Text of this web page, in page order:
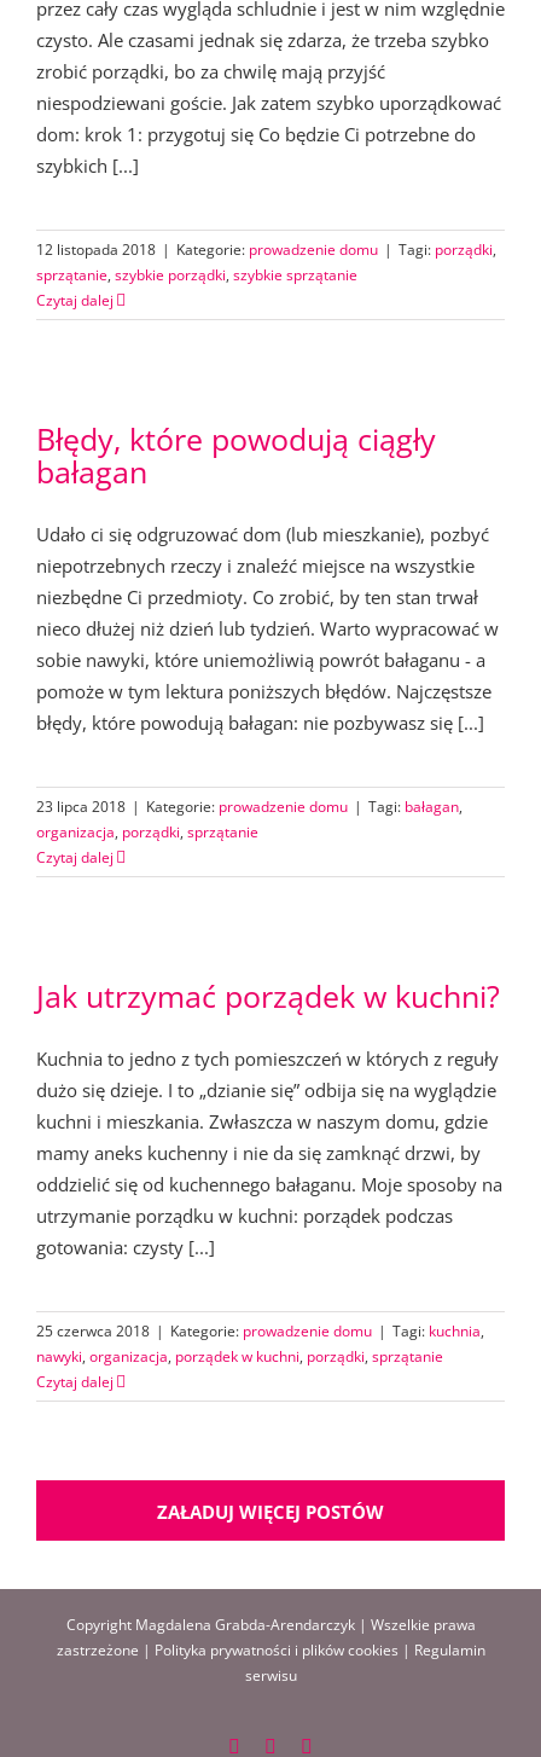
przez cały czas wygląda schludnie i jest w nim względnie
czysto. Ale czasami jednak się zdarza, że trzeba szybko
zrobić porządki, bo za chwilę mają przyjść
niespodziewani goście. Jak zatem szybko uporządkować
dom: krok 1: przygotuj się Co będzie Ci potrzebne do
szybkich [...]
12 listopada 2018 | Kategorie: prowadzenie domu | Tagi: porządki,
sprzątanie, szybkie porządki, szybkie sprzątanie
Czytaj dalej
Błędy, które powodują ciągły
bałagan
Udało ci się odgruzować dom (lub mieszkanie), pozbyć
niepotrzebnych rzeczy i znaleźć miejsce na wszystkie
niezbędne Ci przedmioty. Co zrobić, by ten stan trwał
nieco dłużej niż dzień lub tydzień. Warto wypracować w
sobie nawyki, które uniemożliwią powrót bałaganu - a
pomoże w tym lektura poniższych błędów. Najczęstsze
błędy, które powodują bałagan: nie pozbywasz się [...]
23 lipca 2018 | Kategorie: prowadzenie domu | Tagi: bałagan,
organizacja, porządki, sprzątanie
Czytaj dalej
Jak utrzymać porządek w kuchni?
Kuchnia to jedno z tych pomieszczeń w których z reguły
dużo się dzieje. I to „dzianie się” odbija się na wyglądzie
kuchni i mieszkania. Zwłaszcza w naszym domu, gdzie
mamy aneks kuchenny i nie da się zamknąć drzwi, by
oddzielić się od kuchennego bałaganu. Moje sposoby na
utrzymanie porządku w kuchni: porządek podczas
gotowania: czysty [...]
25 czerwca 2018 | Kategorie: prowadzenie domu | Tagi: kuchnia,
nawyki, organizacja, porządek w kuchni, porządki, sprzątanie
Czytaj dalej
ZAŁADUJ WIĘCEJ POSTÓW
Copyright Magdalena Grabda-Arendarczyk | Wszelkie prawa
zastrzeżone | Polityka prywatności i plików cookies | Regulamin
serwisu
FacebookInstagram